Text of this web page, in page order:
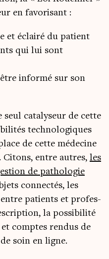
en favorisant :
et éclai­ré du patient
qui lui sont
infor­mé sur son
seul cata­ly­seur de cette
tech­no­lo­giques
de cette méde­cine
entre autres, les
de patho­lo­gie
connec­tés, les
patients et pro­fes­
la pos­si­bi­li­té
comptes ren­dus de
soin en ligne.